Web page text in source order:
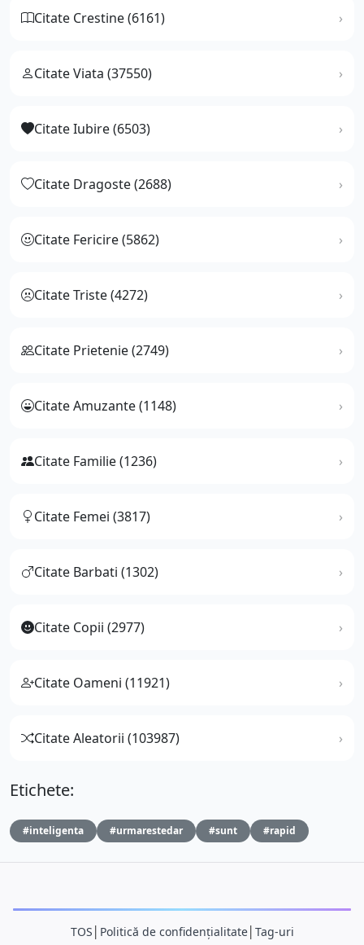
Citate Crestine (6161)
Citate Viata (37550)
Citate Iubire (6503)
Citate Dragoste (2688)
Citate Fericire (5862)
Citate Triste (4272)
Citate Prietenie (2749)
Citate Amuzante (1148)
Citate Familie (1236)
Citate Femei (3817)
Citate Barbati (1302)
Citate Copii (2977)
Citate Oameni (11921)
Citate Aleatorii (103987)
Etichete:
#inteligenta #urmarestedar #sunt #rapid
TOS Politică de confidențialitate│ Tag-uri